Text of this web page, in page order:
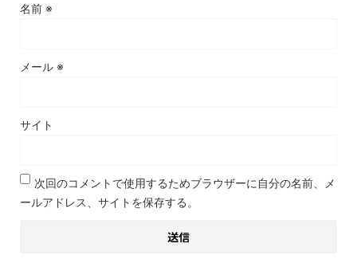
名前 ※
メール ※
サイト
次回のコメントで使用するためブラウザーに自分の名前、メ
ールアドレス、サイトを保存する。